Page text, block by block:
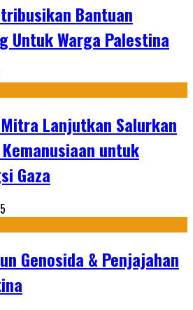
Bantuan
Untuk Warga Palestina
Lanjutkan Salurkan
untuk
Gaza
Genosida & Penjajahan